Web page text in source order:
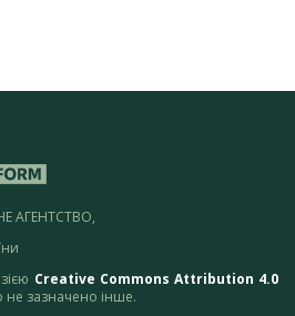
АГЕНТСТВО,
Creative Commons Attribution 4.0
не зазначено інше.